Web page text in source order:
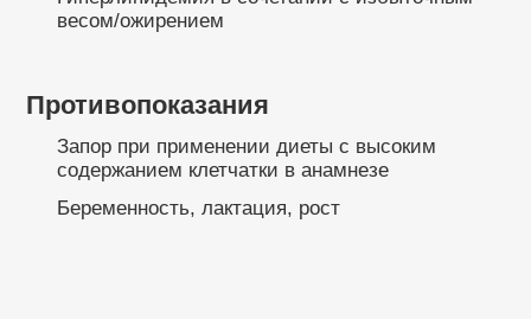
весом/ожирением
Противопоказания
Запор при применении диеты с высоким
содержанием клетчатки в анамнезе
Беременность, лактация, рост